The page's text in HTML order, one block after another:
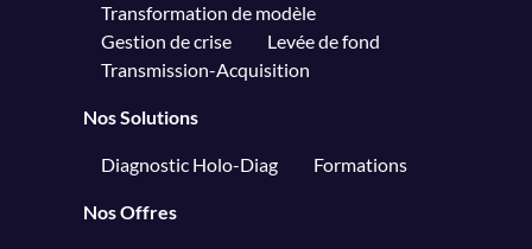
Transformation de modèle
Gestion de crise
Levée de fond
Transmission-Acquisition
Nos Solutions
Diagnostic Holo-Diag Formations
Nos Offres